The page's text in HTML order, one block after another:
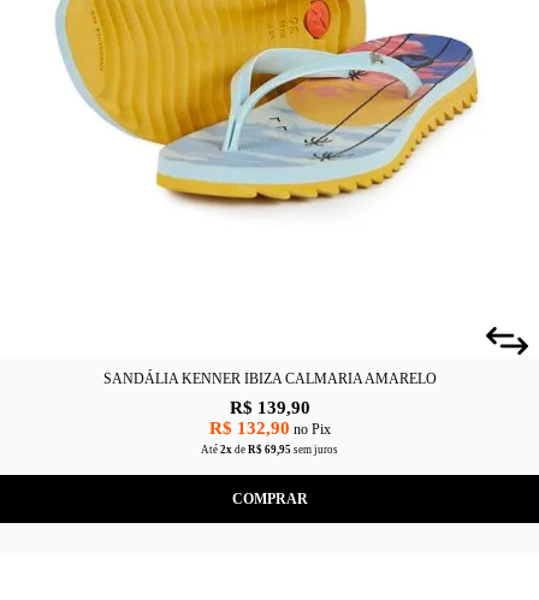
SANDÁLIA KENNER IBIZA CALMARIA AMARELO
R$ 139,90
R$ 132,90 no Pix
Até 2x de R$ 69,95 sem juros
COMPRAR